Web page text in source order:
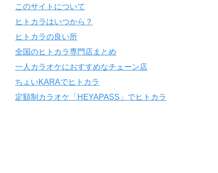
このサイトについて
ヒトカラはいつから？
ヒトカラの良い所
全国のヒトカラ専門店まとめ
一人カラオケにおすすめなチェーン店
ちょいKARAでヒトカラ
定額制カラオケ「HEYAPASS」でヒトカラ